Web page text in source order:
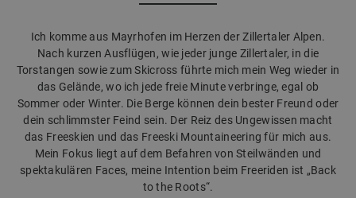
Ich komme aus Mayrhofen im Herzen der Zillertaler Alpen.
Nach kurzen Ausflügen, wie jeder junge Zillertaler, in die
Torstangen sowie zum Skicross führte mich mein Weg wieder in
das Gelände, wo ich jede freie Minute verbringe, egal ob
Sommer oder Winter. Die Berge können dein bester Freund oder
dein schlimmster Feind sein. Der Reiz des Ungewissen macht
das Freeskien und das Freeski Mountaineering für mich aus.
Mein Fokus liegt auf dem Befahren von Steilwänden und
spektakulären Faces, meine Intention beim Freeriden ist „Back
to the Roots“.